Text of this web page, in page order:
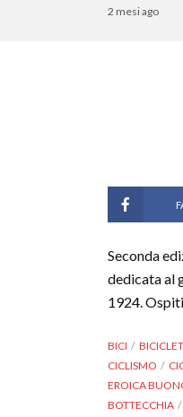
2 mesi ago
Seconda
dedicata al
1924.
BICI
CICLISMO
EROICA
BOTTECCHIA